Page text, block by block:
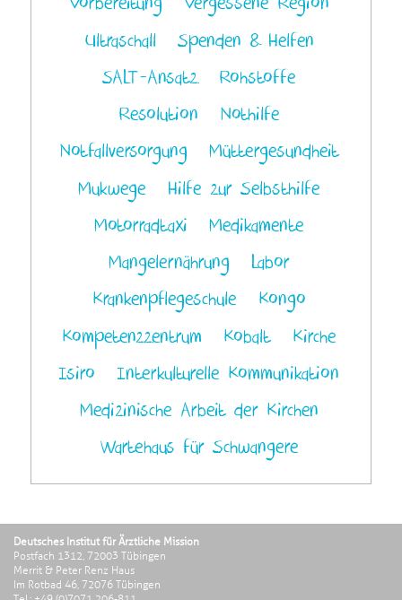
Ultraschall
Spenden & Helfen
SALT-Ansatz
Rohstoffe
Resolution
Nothilfe
Notfallversorgung
Müttergesundheit
Mukwege
Hilfe zur Selbsthilfe
Motorradtaxi
Medikamente
Mangelernährung
Labor
Krankenpflegeschule
Kongo
Kompetenzzentrum
Kobalt
Kirche
Isiro
Interkulturelle Kommunikation
Medizinische Arbeit der Kirchen
Wartehaus für Schwangere
Deutsches Institut für Ärztliche Mission
Postfach 1312, 72003 Tübingen
Merrit & Peter Renz Haus
Im Rotbad 46, 72076 Tübingen